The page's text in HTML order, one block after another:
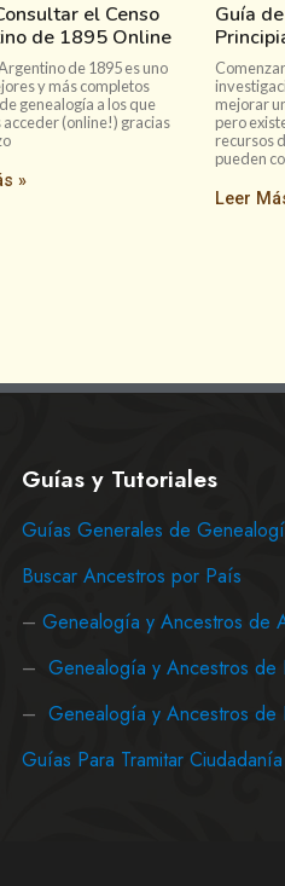
el Censo
de 1895 Online
de 1895 es uno
y más completos
genealogía a los que
(online!) gracias
»
Guía
mejorar
pero
recursos
pueden
Leer
Guías y Tutoriales
Guías Generales de
Buscar Ancestros por País
– Genealogía y Ancestros de
– Genealogía y Ancestros de
– Genealogía y Ancestros de
Guías Para Tramitar Ciudadanía